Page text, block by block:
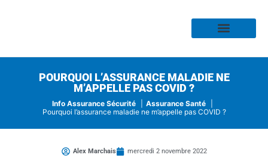
POURQUOI L’ASSURANCE MALADIE NE
M’APPELLE PAS COVID ?
Info Assurance Sécurité
Assurance Santé
Pourquoi l’assurance maladie ne m’appelle pas COVID ?
Alex Marchais mercredi 2 novembre 2022